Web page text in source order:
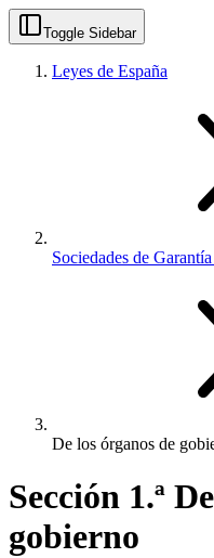
Toggle Sidebar
Leyes de España
Sociedades de
De los órganos de
Sección 1.ª
gobierno